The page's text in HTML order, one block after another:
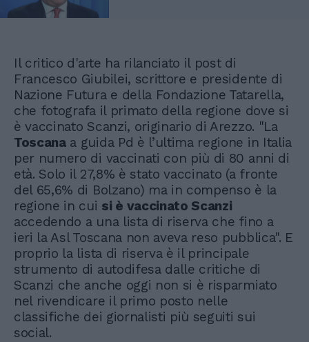
Il critico d'arte ha rilanciato il post di
Francesco Giubilei, scrittore e presidente di
Nazione Futura e della Fondazione Tatarella,
che fotografa il primato della regione dove si
è vaccinato Scanzi, originario di Arezzo. "La
Toscanaa guida Pd è l’ultima regione in Italia
per numero di vaccinati con più di 80 anni di
età. Solo il 27,8% è stato vaccinato (a fronte
del 65,6% di Bolzano) ma in compenso è la
regione in cui si è vaccinato Scanzi
accedendo a una lista di riserva che fino a
ieri la Asl Toscana non aveva reso pubblica". E
proprio la lista di riserva è il principale
strumento di autodifesa dalle critiche di
Scanzi che anche oggi non si è risparmiato
nel rivendicare il primo posto nelle
classifiche dei giornalisti più seguiti sui
social.